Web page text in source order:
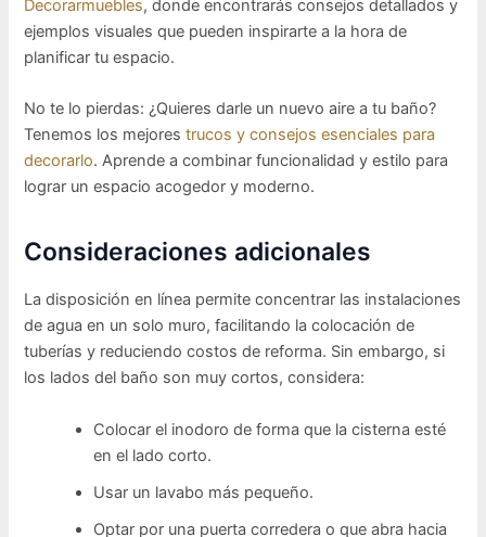
Decorarmuebles, donde encontrarás consejos detallados y
ejemplos visuales que pueden inspirarte a la hora de
planificar tu espacio.
No te lo pierdas: ¿Quieres darle un nuevo aire a tu baño?
Tenemos los mejorestrucos y consejos esenciales para
decorarlo. Aprende a combinar funcionalidad y estilo para
lograr un espacio acogedor y moderno.
Consideraciones adicionales
La disposición en línea permite concentrar las instalaciones
de agua en un solo muro, facilitando la colocación de
tuberías y reduciendo costos de reforma. Sin embargo, si
los lados del baño son muy cortos, considera:
Colocar el inodoro de forma que la cisterna esté
en el lado corto.
Usar un lavabo más pequeño.
Optar por una puerta corredera o que abra hacia